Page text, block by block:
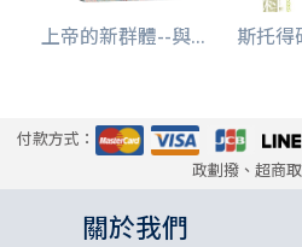
上帝的新群體--與... 斯托得
付款方式：
政劃撥、超商
關於我們